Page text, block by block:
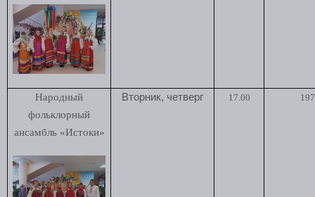
Народный
фольклорный
ансамбль «Истоки»
Вторник, четверг 17.00